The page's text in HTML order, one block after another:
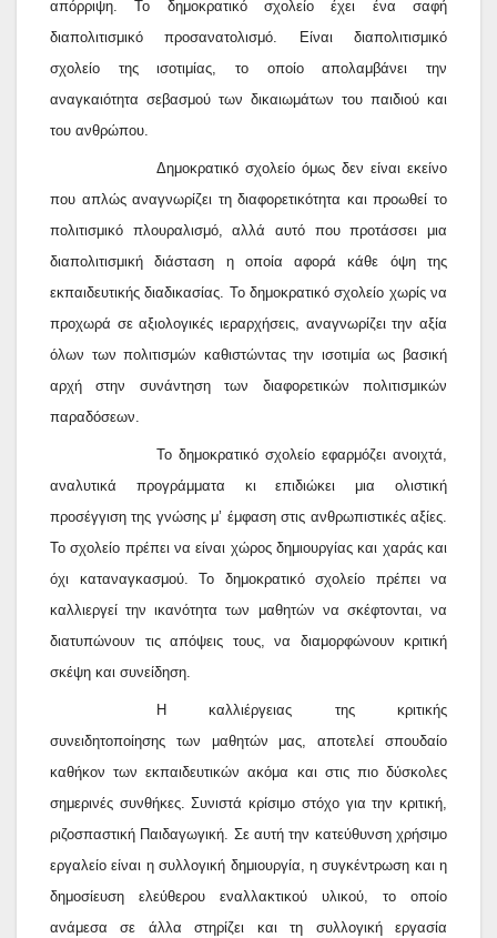
απόρριψη. Το δημοκρατικό σχολείο έχει ένα σαφή
διαπολιτισμικό προσανατολισμό. Είναι διαπολιτισμικό
σχολείο της ισοτιμίας, το οποίο απολαμβάνει την
αναγκαιότητα σεβασμού των δικαιωμάτων του παιδιού και
του ανθρώπου.
Δημοκρατικό σχολείο όμως δεν είναι εκείνο
που απλώς αναγνωρίζει τη διαφορετικότητα και προωθεί το
πολιτισμικό πλουραλισμό, αλλά αυτό που προτάσσει μια
διαπολιτισμική διάσταση η οποία αφορά κάθε όψη της
εκπαιδευτικής διαδικασίας. Το δημοκρατικό σχολείο χωρίς να
προχωρά σε αξιολογικές ιεραρχήσεις, αναγνωρίζει την αξία
όλων των πολιτισμών καθιστώντας την ισοτιμία ως βασική
αρχή στην συνάντηση των διαφορετικών πολιτισμικών
παραδόσεων.
Το δημοκρατικό σχολείο εφαρμόζει ανοιχτά,
αναλυτικά προγράμματα κι επιδιώκει μια ολιστική
προσέγγιση της γνώσης μ’ έμφαση στις ανθρωπιστικές αξίες.
Το σχολείο πρέπει να είναι χώρος δημιουργίας και χαράς και
όχι καταναγκασμού. Το δημοκρατικό σχολείο πρέπει να
καλλιεργεί την ικανότητα των μαθητών να σκέφτονται, να
διατυπώνουν τις απόψεις τους, να διαμορφώνουν κριτική
σκέψη και συνείδηση.
Η καλλιέργειας της κριτικής
συνειδητοποίησης των μαθητών μας, αποτελεί σπουδαίο
καθήκον των εκπαιδευτικών ακόμα και στις πιο δύσκολες
σημερινές συνθήκες. Συνιστά κρίσιμο στόχο για την κριτική,
ριζοσπαστική Παιδαγωγική. Σε αυτή την κατεύθυνση χρήσιμο
εργαλείο είναι η συλλογική δημιουργία, η συγκέντρωση και η
δημοσίευση ελεύθερου εναλλακτικού υλικού, το οποίο
ανάμεσα σε άλλα στηρίζει και τη συλλογική εργασία